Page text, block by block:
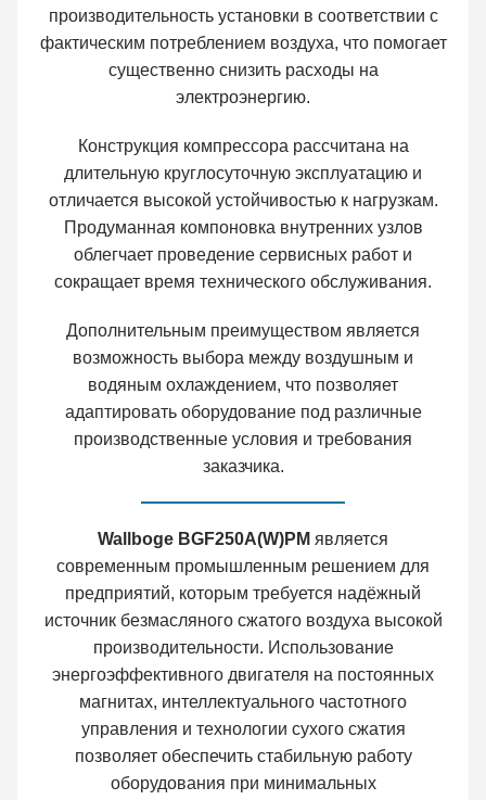
производительность установки в соответствии с
фактическим потреблением воздуха, что помогает
существенно снизить расходы на
электроэнергию.
Конструкция компрессора рассчитана на
длительную круглосуточную эксплуатацию и
отличается высокой устойчивостью к нагрузкам.
Продуманная компоновка внутренних узлов
облегчает проведение сервисных работ и
сокращает время технического обслуживания.
Дополнительным преимуществом является
возможность выбора между воздушным и
водяным охлаждением, что позволяет
адаптировать оборудование под различные
производственные условия и требования
заказчика.
Wallboge BGF250A(W)PM является
современным промышленным решением для
предприятий, которым требуется надёжный
источник безмасляного сжатого воздуха высокой
производительности. Использование
энергоэффективного двигателя на постоянных
магнитах, интеллектуального частотного
управления и технологии сухого сжатия
позволяет обеспечить стабильную работу
оборудования при минимальных